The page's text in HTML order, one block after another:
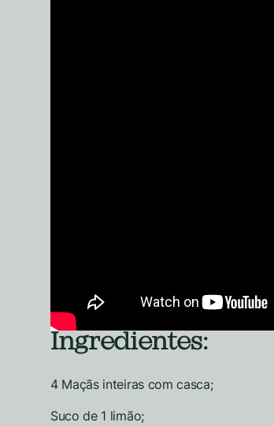
Ingredientes:
4 Maçãs inteiras com casca;
Suco de 1 limão;